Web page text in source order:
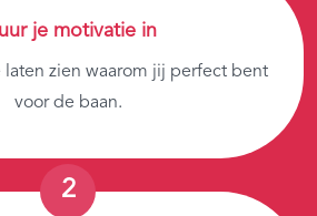
je motivatie in
laten zien waarom jij perfect bent
voor de baan.